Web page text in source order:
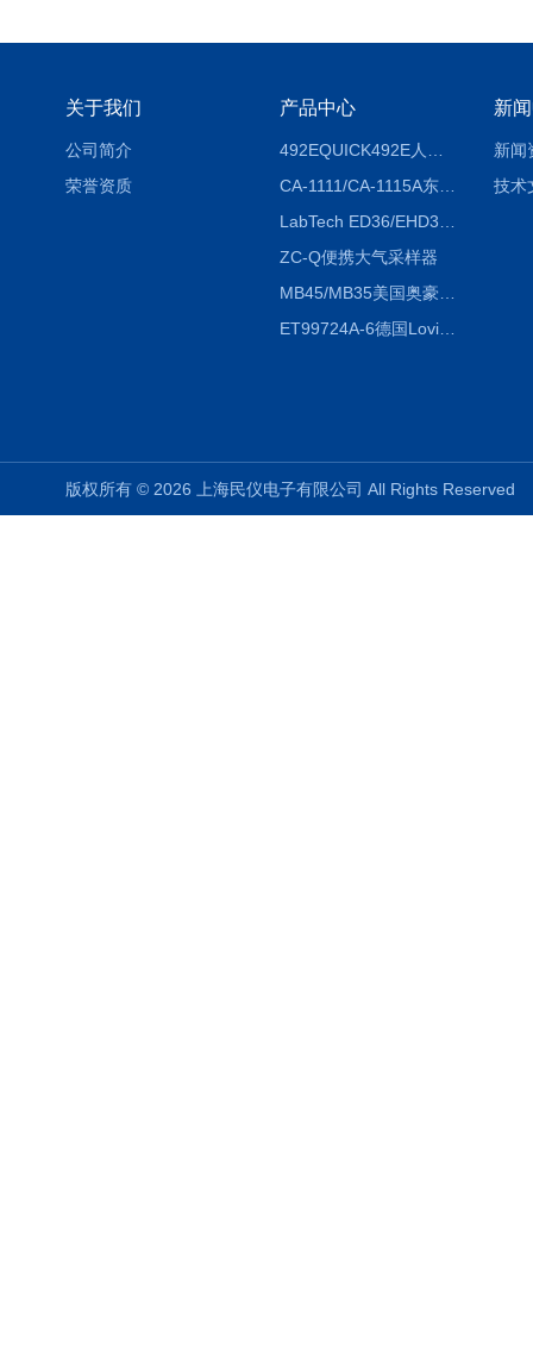
关于我们
公司简介
荣誉资质
产品中心
CA-1111/CA-1115A东京理化EYELA CA-1111/CA-1115A冷却水循环装置
ZC-Q便携大气采样器
MB45/MB35美国奥豪斯OHAUS MB45/MB35卤素红外水分测定仪
ET99724A-6德国Lovibond ET99724A-6微电脑BOD测定仪
新
新闻
技术
版权所有 © 2026 上海民仪电子有限公司 All Rights